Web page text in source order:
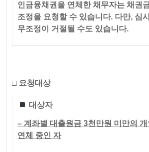
인금융채권을 연체한 채무자는 채권
조정을 요청할 수 있습니다. 다만, 심
무조정이 거절될 수도 있습니다.
□ 요청대상
대상자
–계좌별 대출원금3천만원 미만의
연체 중인 자